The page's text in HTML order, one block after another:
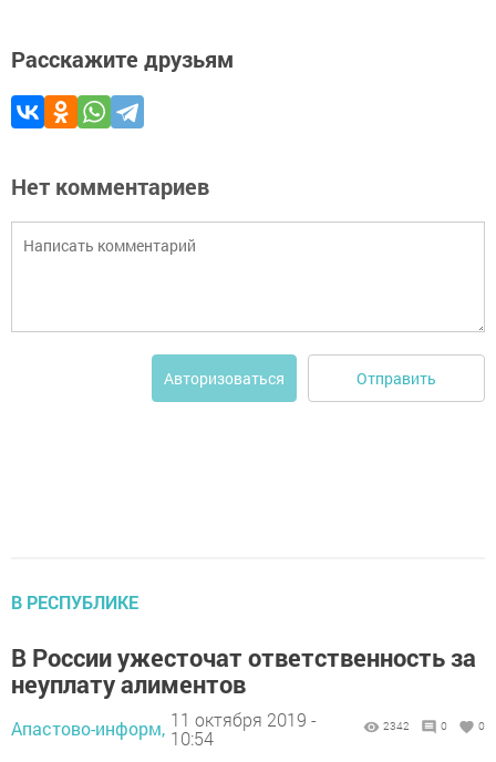
Расскажите друзьям
Нет комментариев
Авторизоваться Отправить
В РЕСПУБЛИКЕ
В России ужесточат ответственность за
неуплату алиментов
Апастово-информ, 11 октября 2019 -
10:54
2342 0 0